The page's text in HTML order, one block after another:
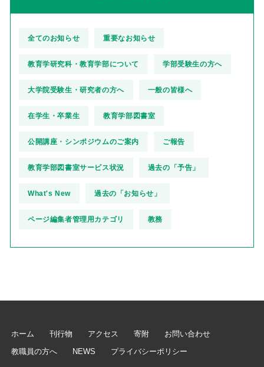
全てのお知らせ 重要なお知らせ
教育学研究科・教育学部について 学部受験生の方へ
大学院受験生・研究者の方へ 一般の皆様へ
在学生・卒業生 教育学部図書室
公開講座・シンポジウムのご案内 ご報告
教育学部図書室サービス状況 過去の「予告」
What's New 過去の「お知らせ」
ページ編集者管理用カテゴリ 教務
ホーム 刊行物 アクセス 寄附
お問い合わせ
教職員の方へ
NEWS プライバシーポリシー